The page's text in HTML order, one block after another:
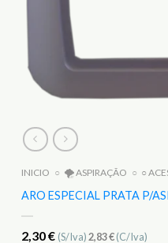
INICIO ○ 🌪️ ASPIRAÇÃO ○ ○
ARO ESPECIAL PRATA P/
2,30€ (S/Iva)2,83€(C/Iva)